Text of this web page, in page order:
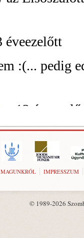
MAGUNKRÓL IMPRESSZUM
© 1989-2026